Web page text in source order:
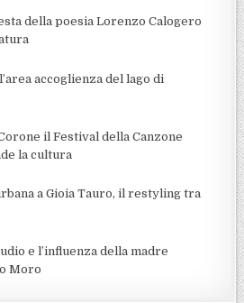
della poesia Lorenzo Calogero
accoglienza del lago di
il Festival della Canzone
la cultura
a Gioia Tauro, il restyling tra
e l’influenza della madre
Moro